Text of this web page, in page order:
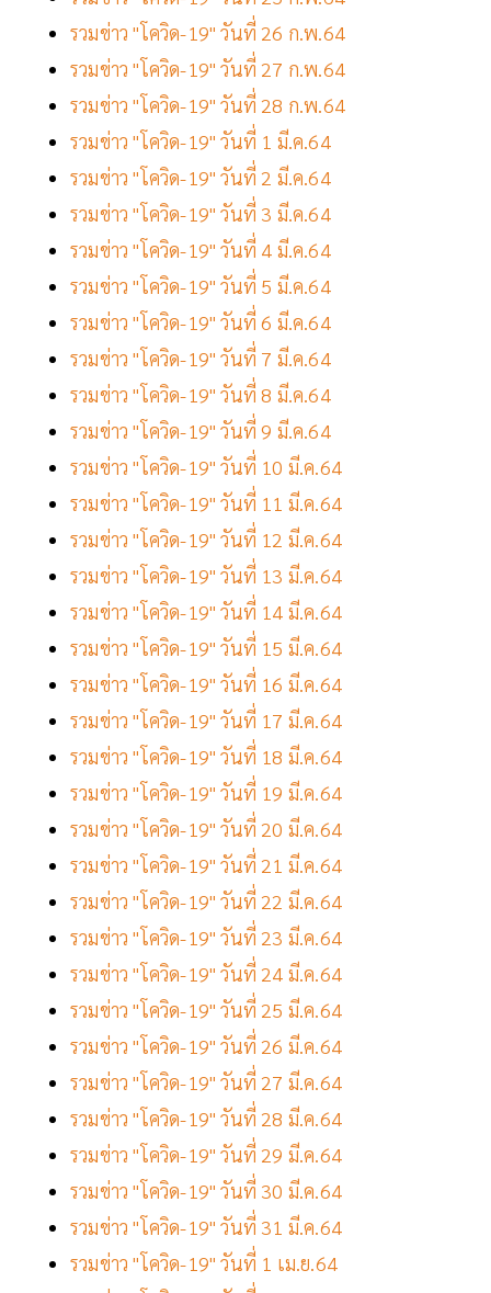
รวมข่าว "โควิด-19" วันที่ 26 ก.พ.64
รวมข่าว "โควิด-19" วันที่ 27 ก.พ.64
รวมข่าว "โควิด-19" วันที่ 28 ก.พ.64
รวมข่าว "โควิด-19" วันที่ 1 มี.ค.64
รวมข่าว "โควิด-19" วันที่ 2 มี.ค.64
รวมข่าว "โควิด-19" วันที่ 3 มี.ค.64
รวมข่าว "โควิด-19" วันที่ 4 มี.ค.64
รวมข่าว "โควิด-19" วันที่ 5 มี.ค.64
รวมข่าว "โควิด-19" วันที่ 6 มี.ค.64
รวมข่าว "โควิด-19" วันที่ 7 มี.ค.64
รวมข่าว "โควิด-19" วันที่ 8 มี.ค.64
รวมข่าว "โควิด-19" วันที่ 9 มี.ค.64
รวมข่าว "โควิด-19" วันที่ 10 มี.ค.64
รวมข่าว "โควิด-19" วันที่ 11 มี.ค.64
รวมข่าว "โควิด-19" วันที่ 12 มี.ค.64
รวมข่าว "โควิด-19" วันที่ 13 มี.ค.64
รวมข่าว "โควิด-19" วันที่ 14 มี.ค.64
รวมข่าว "โควิด-19" วันที่ 15 มี.ค.64
รวมข่าว "โควิด-19" วันที่ 16 มี.ค.64
รวมข่าว "โควิด-19" วันที่ 17 มี.ค.64
รวมข่าว "โควิด-19" วันที่ 18 มี.ค.64
รวมข่าว "โควิด-19" วันที่ 19 มี.ค.64
รวมข่าว "โควิด-19" วันที่ 20 มี.ค.64
รวมข่าว "โควิด-19" วันที่ 21 มี.ค.64
รวมข่าว "โควิด-19" วันที่ 22 มี.ค.64
รวมข่าว "โควิด-19" วันที่ 23 มี.ค.64
รวมข่าว "โควิด-19" วันที่ 24 มี.ค.64
รวมข่าว "โควิด-19" วันที่ 25 มี.ค.64
รวมข่าว "โควิด-19" วันที่ 26 มี.ค.64
รวมข่าว "โควิด-19" วันที่ 27 มี.ค.64
รวมข่าว "โควิด-19" วันที่ 28 มี.ค.64
รวมข่าว "โควิด-19" วันที่ 29 มี.ค.64
รวมข่าว "โควิด-19" วันที่ 30 มี.ค.64
รวมข่าว "โควิด-19" วันที่ 31 มี.ค.64
รวมข่าว "โควิด-19" วันที่ 1 เม.ย.64